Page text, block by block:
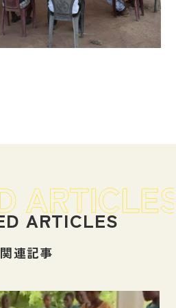
関連記事